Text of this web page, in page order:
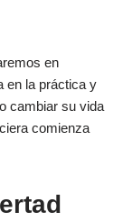
en
en la práctica y
cambiar su vida
comienza